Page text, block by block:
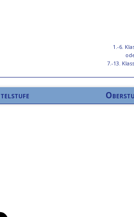
1.-6.
7.-13.